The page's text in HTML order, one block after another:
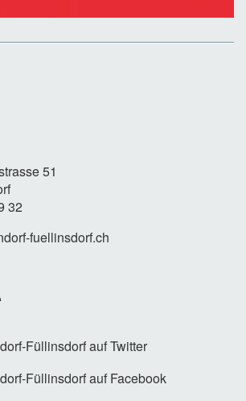
51
32
fuellinsdorf.ch
Füllinsdorf auf Twitter
Füllinsdorf auf Facebook